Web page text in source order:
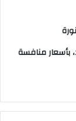
بأسعار منافسة